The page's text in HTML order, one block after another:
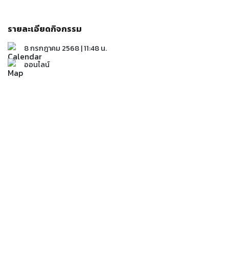
รายละเอียดกิจกรรม
8 กรกฎาคม 2568 | 11:48 น.
ออนไลน์